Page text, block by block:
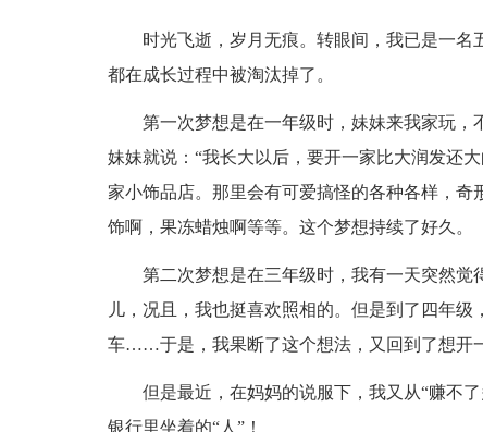
时光飞逝，岁月无痕。转眼间，我已是一
都在成长过程中被淘汰掉了。
第一次梦想是在一年级时，妹妹来我家玩，
妹妹就说：“我长大以后，要开一家比大润发还
家小饰品店。那里会有可爱搞怪的各种各样，
饰啊，果冻蜡烛啊等等。这个梦想持续了好久。
第二次梦想是在三年级时，我有一天突然
儿，况且，我也挺喜欢照相的。但是到了四年
车……于是，我果断了这个想法，又回到了想开
但是最近，在妈妈的说服下，我又从“赚不
银行里坐着的“人”！